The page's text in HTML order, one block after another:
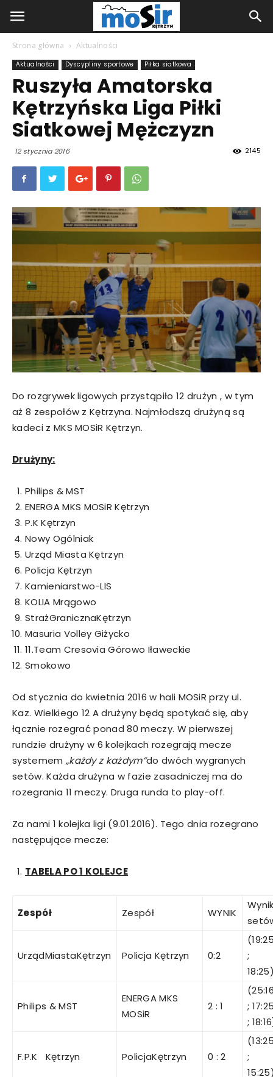
Strona główna Aktualności
Aktualności Dyscypliny sportowe Piłka siatkowa
Ruszyła Amatorska
Kętrzyńska Liga Piłki
Siatkowej Mężczyzn
12 stycznia 2016 2145
Do rozgrywek ligowych przystąpiło 12 drużyn , w tym
aż 8 zespołów z Kętrzyna. Najmłodszą drużyną są
kadeci z MKS MOSiR Kętrzyn.
Drużyny:
Philips & MST
ENERGA MKS MOSiR Kętrzyn
P.K Kętrzyn
Nowy Ogólniak
Urząd Miasta Kętrzyn
Policja Kętrzyn
Kamieniarstwo-LIS
KOLIA Mrągowo
StrażGranicznaKętrzyn
Masuria Volley Giżycko
11.Team Cresovia Górowo Iławeckie
Smokowo
Od stycznia do kwietnia 2016 w hali MOSiR przy ul.
Kaz. Wielkiego 12 A drużyny będą spotykać się, aby
łącznie rozegrać ponad 80 meczy. W pierwszej
rundzie drużyny w 6 kolejkach rozegrają mecze
systemem „każdy z każdym”do dwóch wygranych
setów. Każda drużyna w fazie zasadniczej ma do
rozegrania 11 meczy. Druga runda to play-off.
Za nami 1 kolejka ligi (9.01.2016). Tego dnia rozegrano
następujące mecze:
TABELA PO 1 KOLEJCE
Zespół Zespół WYNIK
UrządMiastaKętrzyn Policja Kętrzyn 0:2
;
Philips & MST
ENERGA MKS
MOSiR
2 : 1
;
;
F.P.K Kętrzyn PolicjaKętrzyn 0 : 2
;